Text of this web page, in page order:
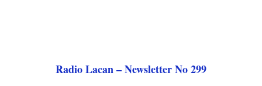
Radio Lacan – Newsletter No 299